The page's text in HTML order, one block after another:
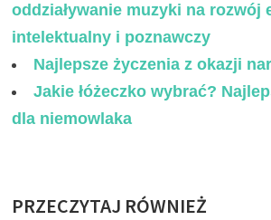
oddziaływanie muzyki na rozwój
intelektualny i poznawczy
Najlepsze życzenia z okazji
Jakie łóżeczko wybrać?
dla niemowlaka
PRZECZYTAJ RÓWNIEŻ